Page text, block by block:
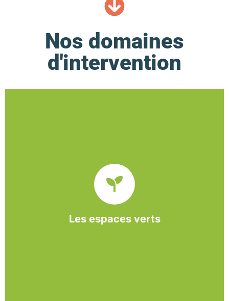
Nos domaines
d'intervention
Les espaces verts
paysager, l’association BASE propose et réalise
des interventions à la demande des entreprises et
collectivités locales.